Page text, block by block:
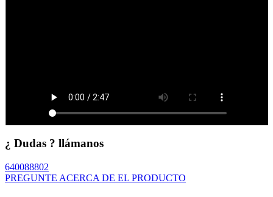
¿ Dudas ? llámanos
640088802
PREGUNTE ACERCA DE EL PRODUCTO